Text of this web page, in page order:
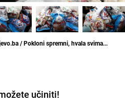
/ Pokloni spremni, hvala svima...
učiniti!